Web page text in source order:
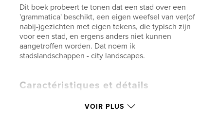
Dit boek probeert te tonen dat een stad over een
'grammatica' beschikt, een eigen weefsel van ver(of
nabij-)gezichten met eigen tekens, die typisch zijn
voor een stad, en ergens anders niet kunnen
aangetroffen worden. Dat noem ik
stadslandschappen - city landscapes.
Caractéristiques et détails
VOIR PLUS